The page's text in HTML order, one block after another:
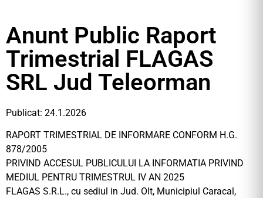
Anunt Public Raport
Trimestrial FLAGAS
SRL Jud Teleorman
Publicat: 24.1.2026
RAPORT TRIMESTRIAL DE INFORMARE CONFORM H.G.
878/2005
PRIVIND ACCESUL PUBLICULUI LA INFORMATIA PRIVIND
MEDIUL PENTRU TRIMESTRUL IV AN 2025
FLAGAS S.R.L., cu sediul in Jud. Olt, Municipiul Caracal,